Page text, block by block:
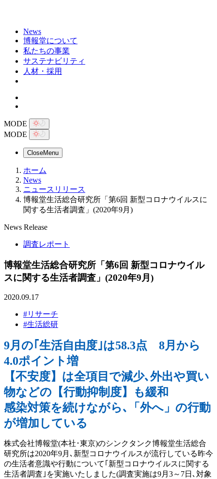
News
博報堂について
私たちの事業
サステナビリティ
人材・採用
MODE
MODE
CloseMenu
ホーム
News
ニュースリリース
博報堂生活総合研究所「第6回 新型コロナウイルスに
関する生活者調査」(2020年9月)
News Release
調査レポート
博報堂生活総合研究所「第6回 新型コロナウイル
スに関する生活者調査」(2020年9月)
2020.09.17
#リサーチ
#生活総研
9月の｢生活自由度｣は58.3点 8月から
4.0ポイント増
【不安度】は全項目で減少､外出や買い
物などの【行動抑制度】も緩和
感染対策を続けながら､「外へ」の行動
が増加している
株式会社博報堂(本社･東京)のシンクタンク博報堂生活総合
研究所は2020年9月､新型コロナウイルスが流行している昨今
の生活者意識や行動について｢新型コロナウイルスに関する
生活者調査｣を実施いたしました(調査実施は9月3～7日､対象